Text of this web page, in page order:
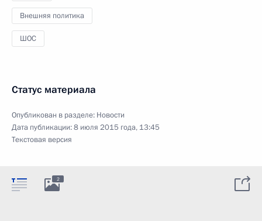
Внешняя политика
ШОС
Статус материала
Опубликован в разделе: Новости
Дата публикации:8 июля 2015 года, 13:45
Текстовая версия
2